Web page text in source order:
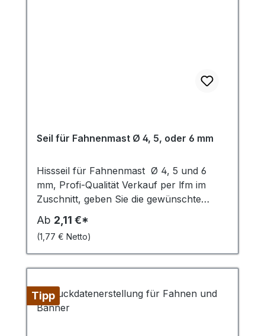
Seil für Fahnenmast Ø 4, 5, oder 6 mm
Hissseil für Fahnenmast Ø 4, 5 und 6
mm, Profi-Qualität Verkauf per lfm im
Zuschnitt, geben Sie die gewünschte
Meterzahl (bei Menge) an. Zuschnittwaren
sind vom Umtausch ausgeschlossen. 16-
fach geflochten, 4 mm ø, Bruchlast
320daN, 5 mm ø, Bruchlast 640daN 6 mm
ø, Bruchlast 680daN Sehr abriebfester
Mantel in Klemmen Niedrige Dehnung
durch thermofixierten Polyester-Kern.
Verkauf per lfm, geben Sie die
Ab 2,11 €*
(1,77 € Netto)
Tipp